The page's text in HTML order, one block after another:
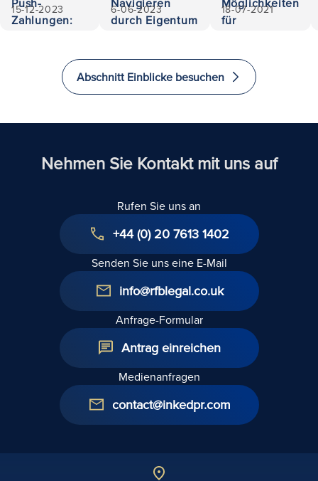
Zahlungen:
zurückerobert
15-12-2023
durch Eigentum
6-06-2023
für
Königreich zu
investieren
immigrieren
18-07-2021
Abschnitt Einblicke besuchen
Nehmen Sie Kontakt mit uns auf
Rufen Sie uns an
+44 (0) 20 7613 1402
Senden Sie uns eine E-Mail
info@rfblegal.co.uk
Anfrage-Formular
Antrag einreichen
Medienanfragen
contact@inkedpr.com